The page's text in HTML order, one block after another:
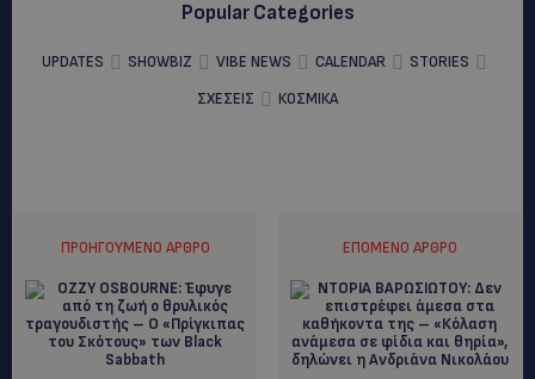
Popular Categories
UPDATES SHOWBIZ VIBE NEWS CALENDAR
STORIES
ΣΧΕΣΕΙΣ
ΚΟΣΜΙΚΑ
ΠΡΟΗΓΟΎΜΕΝΟ ΆΡΘΡΟ ΕΠΌΜΕΝΟ ΆΡΘΡΟ